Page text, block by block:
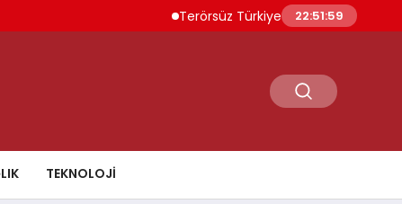
Terörsüz Türkiye İçin Yasal Süreç 5
22:52:00
TEKNOLOJI